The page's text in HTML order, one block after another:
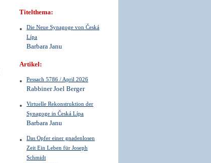
Titelthema:
Die Neue Synagoge von Česká
Lípa
Barbara Janu
Artikel:
Pessach 5786 / April 2026
Rabbiner Joel Berger
Virtuelle Rekonstruktion der
Synagoge in Česká Lípa
Barbara Janu
Das Opfer einer gnadenlosen
Zeit Ein Leben für Joseph
Schmidt